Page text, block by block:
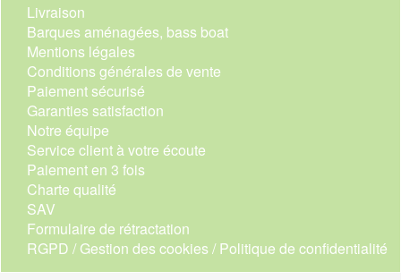
Livraison
Barques aménagées, bass boat
Mentions légales
Conditions générales de vente
Paiement sécurisé
Garanties satisfaction
Notre équipe
Service client à votre écoute
Paiement en 3 fois
Charte qualité
SAV
Formulaire de rétractation
RGPD / Gestion des cookies / Politique de confidentialité